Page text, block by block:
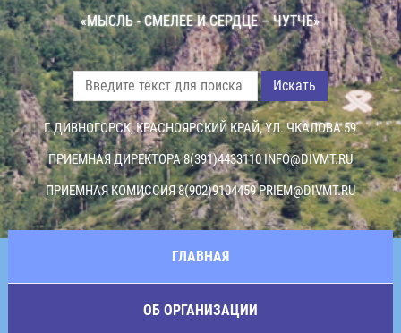
«МЫСЛЬ - СМЕЛЕЕ И СЕРДЦЕ – ЧУТЧЕ»
Искать
Г. ДИВНОГОРСК, КРАСНОЯРСКИЙ КРАЙ, УЛ. ЧКАЛОВА 59
ПРИЕМНАЯ ДИРЕКТОРА 8(391)4433110INFO@DIVMT.RU
ПРИЕМНАЯ КОМИССИЯ 8(902)9104459PRIEM@DIVMT.RU
ГЛАВНАЯ
ОБ ОРГАНИЗАЦИИ